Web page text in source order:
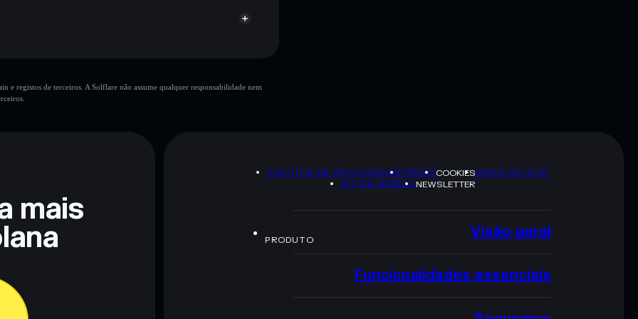
grande parte da liquidez
constitui aconselhamento financeiro. Faz sempre a
e registos de terceiros. A Solflare não assume qualquer responsabilidade nem
mais
POLÍTICA DE PRIVACIDADETERMSCOOKIESMAPA DO SITE
KIT DA MARCANEWSLETTER
PRODUTO Visão geral
Funcionalidades essenciais